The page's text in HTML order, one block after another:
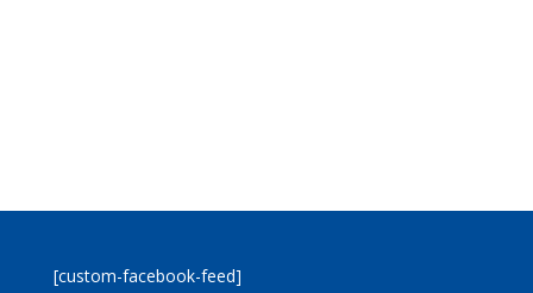
[custom-facebook-feed]